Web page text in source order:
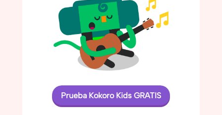
Prueba Kokoro Kids GRATIS